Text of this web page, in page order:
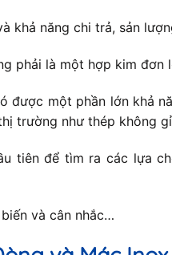
khả năng chi trả, sản
phải là một hợp kim đơn
được một phần lớn khả
trường như thép không
tiên để tìm ra các lựa
và cân nhắc…